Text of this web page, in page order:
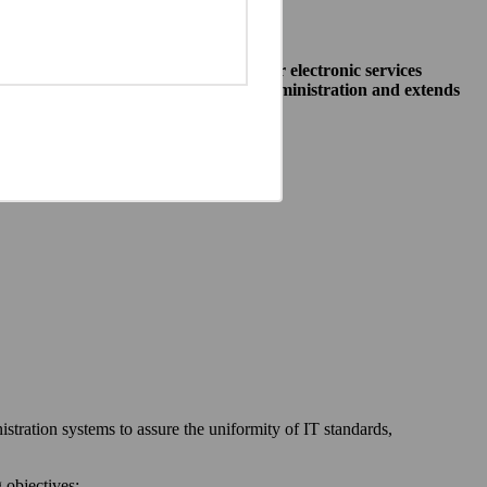
allow public institutions make their electronic services
to different systems of public administration and extends
between:
systems to assure the uniformity of IT standards,